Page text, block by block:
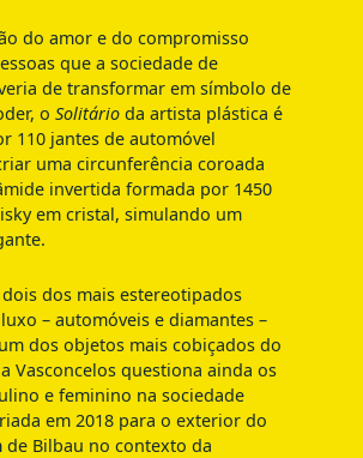
do amor e do compromisso
que a sociedade de
de transformar em símbolo de
o Solitárioda artista plástica é
110 jantes de automóvel
uma circunferência coroada
invertida formada por 1450
em cristal, simulando um
dos mais estereotipados
– automóveis e diamantes –
dos objetos mais cobiçados do
Vasconcelos questiona ainda os
e feminino na sociedade
em 2018 para o exterior do
de Bilbau no contexto da